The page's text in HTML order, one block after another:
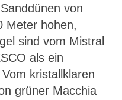
von
Meter hohen,
sind vom Mistral
als ein
kristallklaren
grüner Macchia